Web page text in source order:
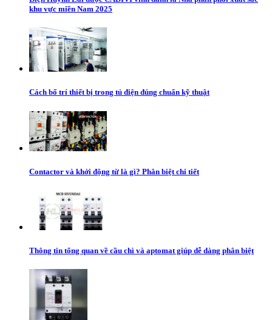
khu vực miền Nam 2025
Cách bố trí thiết bị trong tủ điện đúng chuẩn kỹ thuật
Contactor và khởi động từ là gì? Phân biệt chi tiết
Thông tin tổng quan về cầu chì và aptomat giúp dễ dàng phân biệt